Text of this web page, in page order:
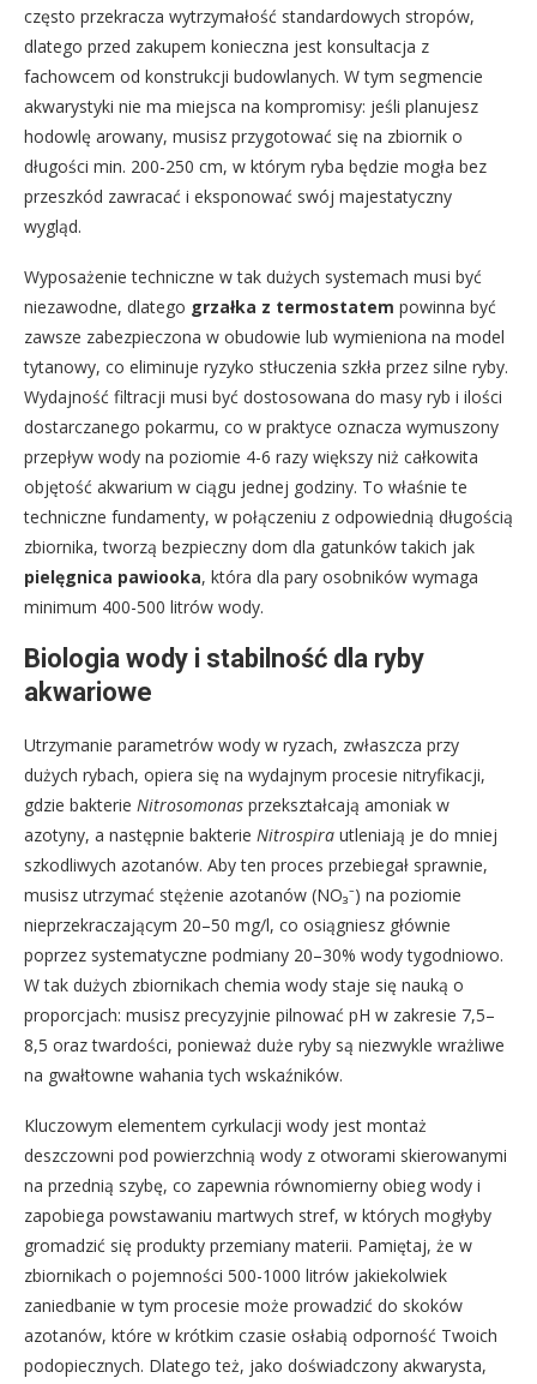
często przekracza wytrzymałość standardowych stropów,
dlatego przed zakupem konieczna jest konsultacja z
fachowcem od konstrukcji budowlanych. W tym segmencie
akwarystyki nie ma miejsca na kompromisy: jeśli planujesz
hodowlę arowany, musisz przygotować się na zbiornik o
długości min. 200-250 cm, w którym ryba będzie mogła bez
przeszkód zawracać i eksponować swój majestatyczny
wygląd.
Wyposażenie techniczne w tak dużych systemach musi być
niezawodne, dlatego grzałka z termostatem powinna być
zawsze zabezpieczona w obudowie lub wymieniona na model
tytanowy, co eliminuje ryzyko stłuczenia szkła przez silne ryby.
Wydajność filtracji musi być dostosowana do masy ryb i ilości
dostarczanego pokarmu, co w praktyce oznacza wymuszony
przepływ wody na poziomie 4-6 razy większy niż całkowita
objętość akwarium w ciągu jednej godziny. To właśnie te
techniczne fundamenty, w połączeniu z odpowiednią długością
zbiornika, tworzą bezpieczny dom dla gatunków takich jak
pielęgnica pawiooka, która dla pary osobników wymaga
minimum 400-500 litrów wody.
Biologia wody i stabilność dla ryby
akwariowe
Utrzymanie parametrów wody w ryzach, zwłaszcza przy
dużych rybach, opiera się na wydajnym procesie nitryfikacji,
gdzie bakterie Nitrosomonas przekształcają amoniak w
azotyny, a następnie bakterie Nitrospira utleniają je do mniej
szkodliwych azotanów. Aby ten proces przebiegał sprawnie,
musisz utrzymać stężenie azotanów (NO₃⁻) na poziomie
nieprzekraczającym 20–50 mg/l, co osiągniesz głównie
poprzez systematyczne podmiany 20–30% wody tygodniowo.
W tak dużych zbiornikach chemia wody staje się nauką o
proporcjach: musisz precyzyjnie pilnować pH w zakresie 7,5–
8,5 oraz twardości, ponieważ duże ryby są niezwykle wrażliwe
na gwałtowne wahania tych wskaźników.
Kluczowym elementem cyrkulacji wody jest montaż
deszczowni pod powierzchnią wody z otworami skierowanymi
na przednią szybę, co zapewnia równomierny obieg wody i
zapobiega powstawaniu martwych stref, w których mogłyby
gromadzić się produkty przemiany materii. Pamiętaj, że w
zbiornikach o pojemności 500-1000 litrów jakiekolwiek
zaniedbanie w tym procesie może prowadzić do skoków
azotanów, które w krótkim czasie osłabią odporność Twoich
podopiecznych. Dlatego też, jako doświadczony akwarysta,